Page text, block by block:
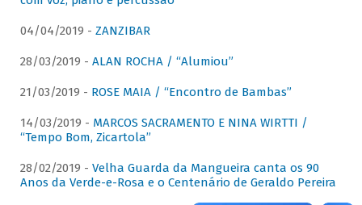
04/04/2019 - ZANZIBAR
28/03/2019 - ALAN ROCHA / “Alumiou”
21/03/2019 - ROSE MAIA / “Encontro de Bambas”
14/03/2019 - MARCOS SACRAMENTO E NINA WIRTTI /
“Tempo Bom, Zicartola”
28/02/2019 - Velha Guarda da Mangueira canta os 90
Anos da Verde-e-Rosa e o Centenário de Geraldo Pereira